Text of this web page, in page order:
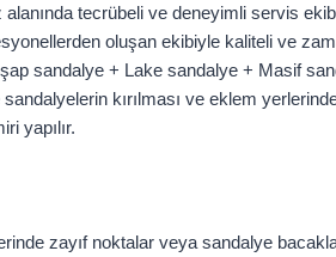
tecrübeli ve deneyimli servis
oluşan ekibiyle kaliteli ve
sandalye + Lake sandalye + Masif
kırılması ve eklem
yapılır.
zayıf noktalar veya sandalye